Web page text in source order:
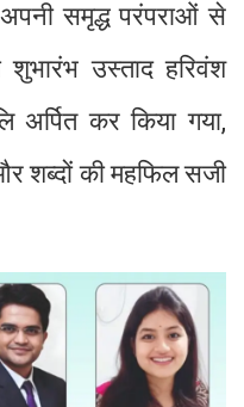
समृद्ध परंपराओं से
उस्ताद हरिवंश
अर्पित कर किया गया,
शब्दों की महफिल सजी